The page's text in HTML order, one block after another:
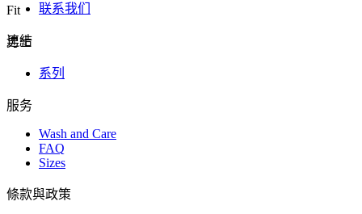
Fit
男士
联系我们
連結
系列
服务
Wash and Care
FAQ
Sizes
條款與政策